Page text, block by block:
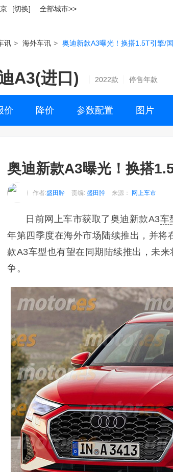
[切换] 全部城市>>
讯 > 海外车讯 > 奥迪新款A3曝光！换搭1.5T引擎/
A3(进口) 2022款 停售年款
价 降价 参数配置 图片
奥迪新款A3曝光！换搭
作者:盛田肸 责编: 盛田肸 来源： 网上车市
日前网上车市获取了奥迪新款A3车
年第四季度在海外市场陆续推出，并
款A3车型也有望在同期陆续推出，未
争。